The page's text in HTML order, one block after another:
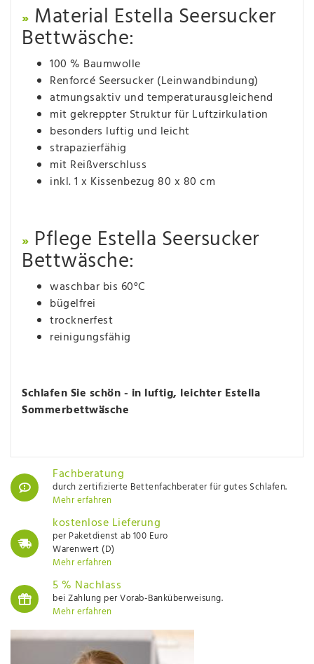
» Material Estella Seersucker
Bettwäsche:
100 % Baumwolle
Renforcé Seersucker (Leinwandbindung)
atmungsaktiv und temperaturausgleichend
mit gekreppter Struktur für Luftzirkulation
besonders luftig und leicht
strapazierfähig
mit Reißverschluss
inkl. 1 x Kissenbezug 80 x 80 cm
» Pflege Estella Seersucker
Bettwäsche:
waschbar bis 60°C
bügelfrei
trocknerfest
reinigungsfähig
Schlafen Sie schön - in luftig, leichter Estella
Sommerbettwäsche
Fachberatung
durch zertifizierte Bettenfachberater für gutes Schlafen.
Mehr erfahren
kostenlose Lieferung
per Paketdienst ab 100 Euro
Warenwert (D)
Mehr erfahren
5 % Nachlass
bei Zahlung per Vorab-Banküberweisung.
Mehr erfahren